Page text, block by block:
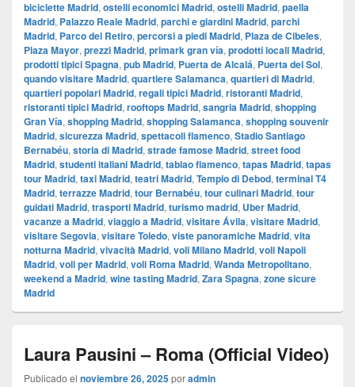
biciclette Madrid, ostelli economici Madrid, ostelli Madrid, paella
Madrid, Palazzo Reale Madrid, parchi e giardini Madrid, parchi
Madrid, Parco del Retiro, percorsi a piedi Madrid, Plaza de Cibeles,
Plaza Mayor, prezzi Madrid, primark gran vía, prodotti locali Madrid,
prodotti tipici Spagna, pub Madrid, Puerta de Alcalá, Puerta del Sol,
quando visitare Madrid, quartiere Salamanca, quartieri di Madrid,
quartieri popolari Madrid, regali tipici Madrid, ristoranti Madrid,
ristoranti tipici Madrid, rooftops Madrid, sangria Madrid, shopping
Gran Vía, shopping Madrid, shopping Salamanca, shopping souvenir
Madrid, sicurezza Madrid, spettacoli flamenco, Stadio Santiago
Bernabéu, storia di Madrid, strade famose Madrid, street food
Madrid, studenti italiani Madrid, tablao flamenco, tapas Madrid, tapas
tour Madrid, taxi Madrid, teatri Madrid, Tempio di Debod, terminal T4
Madrid, terrazze Madrid, tour Bernabéu, tour culinari Madrid, tour
guidati Madrid, trasporti Madrid, turismo madrid, Uber Madrid,
vacanze a Madrid, viaggio a Madrid, visitare Ávila, visitare Madrid,
visitare Segovia, visitare Toledo, viste panoramiche Madrid, vita
notturna Madrid, vivacità Madrid, voli Milano Madrid, voli Napoli
Madrid, voli per Madrid, voli Roma Madrid, Wanda Metropolitano,
weekend a Madrid, wine tasting Madrid, Zara Spagna, zone sicure
Madrid
Laura Pausini – Roma (Official Video)
Publicado el noviembre 26, 2025poradmin